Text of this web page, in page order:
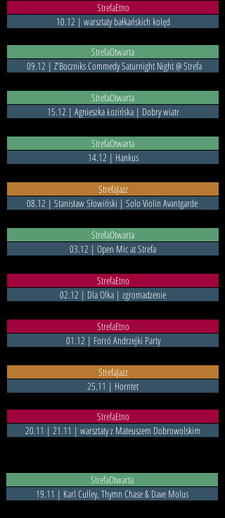
StrefaEtno
10.12 | warsztaty bałkańskich kolęd
StrefaOtwarta
09.12 | Z'Boczniks Commedy Saturnight Night @ Strefa
StrefaOtwarta
15.12 | Agnieszka Łozińska | Dobry wiatr
StrefaOtwarta
14.12 | Hankus
StrefaJazz
08.12 | Stanisław Słowiński | Solo Violin Avantgarde
StrefaOtwarta
03.12 | Open Mic at Strefa
StrefaEtno
02.12 | Dla Olka | zgromadzenie
StrefaEtno
01.12 | Forró Andrzejki Party
StrefaJazz
25.11 | Horntet
StrefaEtno
20.11 | 21.11 | warsztaty z Mateuszem Dobrowolskim
StrefaOtwarta
19.11 | Karl Culley, Thymn Chase & Dave Molus